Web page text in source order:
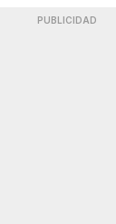
PUBLICIDAD